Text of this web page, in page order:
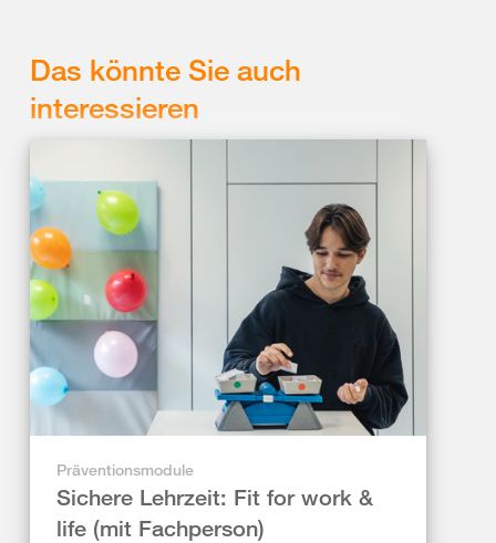
Das könnte Sie auch
interessieren
Präventionsmodule
Sichere Lehrzeit: Fit for work &
life (mit Fachperson)